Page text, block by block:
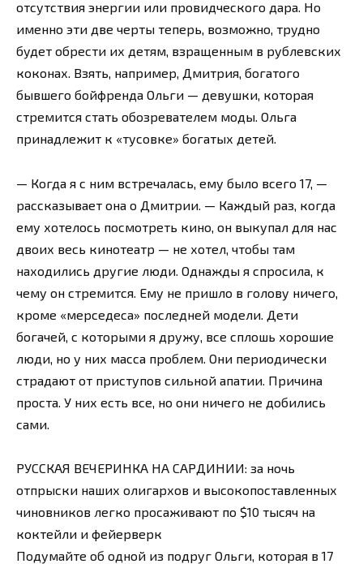
отсутствия энергии или провидческого дара. Но
именно эти две черты теперь, возможно, трудно
будет обрести их детям, взращенным в рублевских
коконах. Взять, например, Дмитрия, богатого
бывшего бойфренда Ольги — девушки, которая
стремится стать обозревателем моды. Ольга
принадлежит к «тусовке» богатых детей.
— Когда я с ним встречалась, ему было всего 17, —
рассказывает она о Дмитрии. — Каждый раз, когда
ему хотелось посмотреть кино, он выкупал для нас
двоих весь кинотеатр — не хотел, чтобы там
находились другие люди. Однажды я спросила, к
чему он стремится. Ему не пришло в голову ничего,
кроме «мерседеса» последней модели. Дети
богачей, с которыми я дружу, все сплошь хорошие
люди, но у них масса проблем. Они периодически
страдают от приступов сильной апатии. Причина
проста. У них есть все, но они ничего не добились
сами.
РУССКАЯ ВЕЧЕРИНКА НА САРДИНИИ: за ночь
отпрыски наших олигархов и высокопоставленных
чиновников легко просаживают по $10 тысяч на
коктейли и фейерверк
Подумайте об одной из подруг Ольги, которая в 17